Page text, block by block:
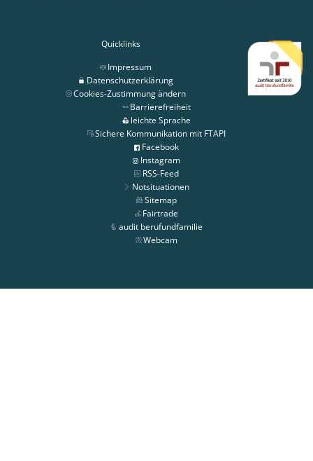
Quicklinks
Impressum
Datenschutzerklärung
Cookies-Zustimmung ändern
Barrierefreiheit
leichte Sprache
Sichere Kommunikation mit FTAPI
Facebook
Instagram
RSS-Feed
Notsituationen
Sitemap
Fairtrade
audit berufundfamilie
Webcam